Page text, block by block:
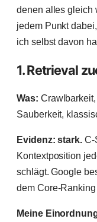
denen alles gleich
jedem Punkt
ich selbst davon
1. Retrieval
Was:
Sauberkeit,
Evidenz: stark. C-
Kontextposition
schlägt. Google
dem Core-
Meine